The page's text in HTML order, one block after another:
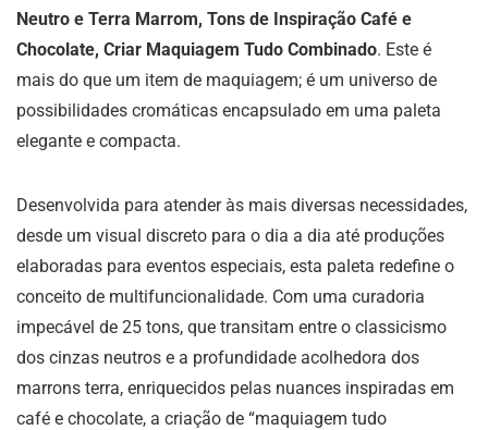
Neutro e Terra Marrom, Tons de Inspiração Café e
Chocolate, Criar Maquiagem Tudo Combinado. Este é
mais do que um item de maquiagem; é um universo de
possibilidades cromáticas encapsulado em uma paleta
elegante e compacta.
Desenvolvida para atender às mais diversas necessidades,
desde um visual discreto para o dia a dia até produções
elaboradas para eventos especiais, esta paleta redefine o
conceito de multifuncionalidade. Com uma curadoria
impecável de 25 tons, que transitam entre o classicismo
dos cinzas neutros e a profundidade acolhedora dos
marrons terra, enriquecidos pelas nuances inspiradas em
café e chocolate, a criação de “maquiagem tudo